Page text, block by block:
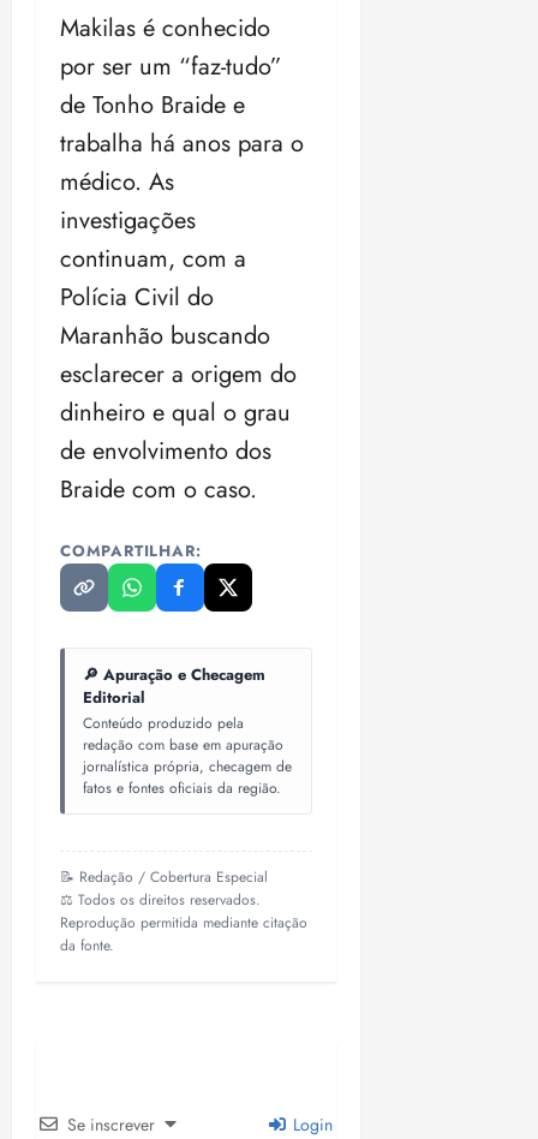
Makilas é conhecido
por ser um “faz-tudo”
de Tonho Braide e
trabalha há anos para o
médico. As
investigações
continuam, com a
Polícia Civil do
Maranhão buscando
esclarecer a origem do
dinheiro e qual o grau
de envolvimento dos
Braide com o caso.
COMPARTILHAR:
🔎 Apuração e Checagem
Editorial
Conteúdo produzido pela
redação com base em apuração
jornalística própria, checagem de
fatos e fontes oficiais da região.
📝 Redação / Cobertura Especial
⚖️ Todos os direitos reservados.
Reprodução permitida mediante citação
da fonte.
Se inscrever Login